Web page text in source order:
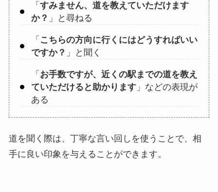
「 すみません、道を教えていただけます
か？ 」と尋ねる
「 こちらの方向に行くにはどうすればいい
ですか？ 」と聞く
「 お手数ですが、近くの駅までの道を教え
ていただけると助かります」などの表現が
ある
道を聞く際は、丁寧な言い回しを使うことで、相
手に良い印象を与えることができます。